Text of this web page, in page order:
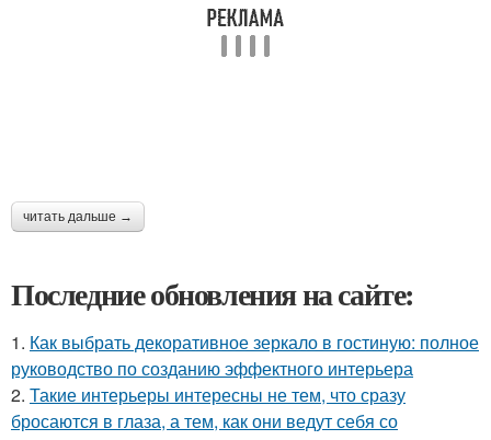
читать дальше →
Последние обновления на сайте:
1. Как выбрать декоративное зеркало в гостиную: полное
руководство по созданию эффектного интерьера
2. Такие интерьеры интересны не тем, что сразу
бросаются в глаза, а тем, как они ведут себя со